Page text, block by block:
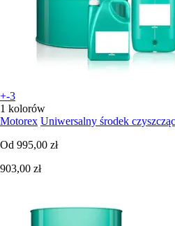
+-3
1 kolorów
Motorex Uniwersalny środek
Od 995,00 zł
903,00 zł